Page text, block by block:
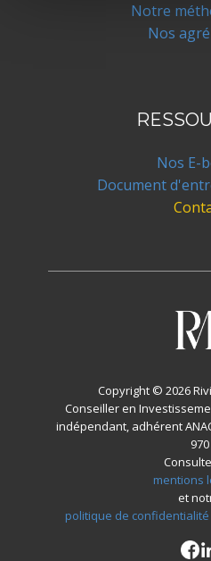
Notre
Nos
Nos E-
Document
Copyright © 2026
Conseiller en
indépendant, adhérent
970
mentions
et
politique de